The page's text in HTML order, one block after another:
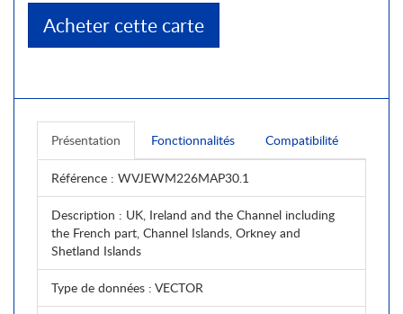
Acheter cette carte
Présentation Fonctionnalités Compatibilité
Référence : WVJEWM226MAP30.1
Description : UK, Ireland and the Channel including
the French part, Channel Islands, Orkney and
Shetland Islands
Type de données : VECTOR